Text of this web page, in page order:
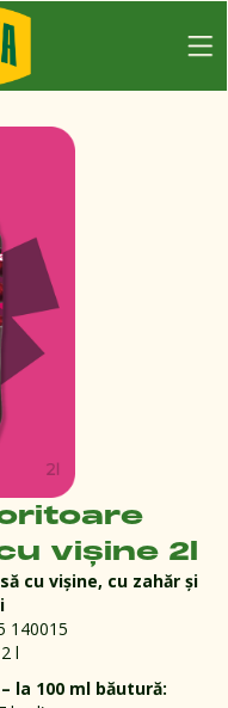
vișine 2l
cu vișine, cu zahăr și
140015
2 l
– la 100 ml băutură: